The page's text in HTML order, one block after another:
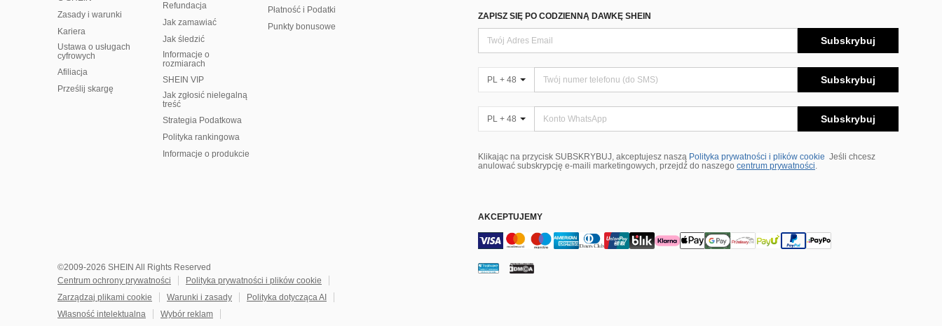
Zasady i warunki
Kariera
Ustawa o usługach
cyfrowych
Afiliacja
Prześlij skargę
Refundacja
Jak zamawiać
Jak śledzić
Informacje o
rozmiarach
SHEIN VIP
Jak zgłosić nielegalną
treść
Strategia Podatkowa
Polityka rankingowa
Informacje o produkcie
Płatność i Podatki
Punkty bonusowe
ZAPISZ SIĘ PO CODZIENNĄ DAWKĘ SHEIN
Subskrybuj
PL + 48 Subskrybuj
PL + 48 Subskrybuj
Klikając na przycisk SUBSKRYBUJ, akceptujesz naszą Polityka prywatności i plików cookie Jeśli chcesz
anulować subskrypcję e-maili marketingowych, przejdź do naszego centrum prywatności.
AKCEPTUJEMY
©2009-2026 SHEIN All Rights Reserved
Centrum ochrony prywatności
Polityka prywatności i plików cookie
Zarządzaj plikami cookie
Warunki i zasady
Polityka dotycząca AI
Własność intelektualna
Wybór reklam